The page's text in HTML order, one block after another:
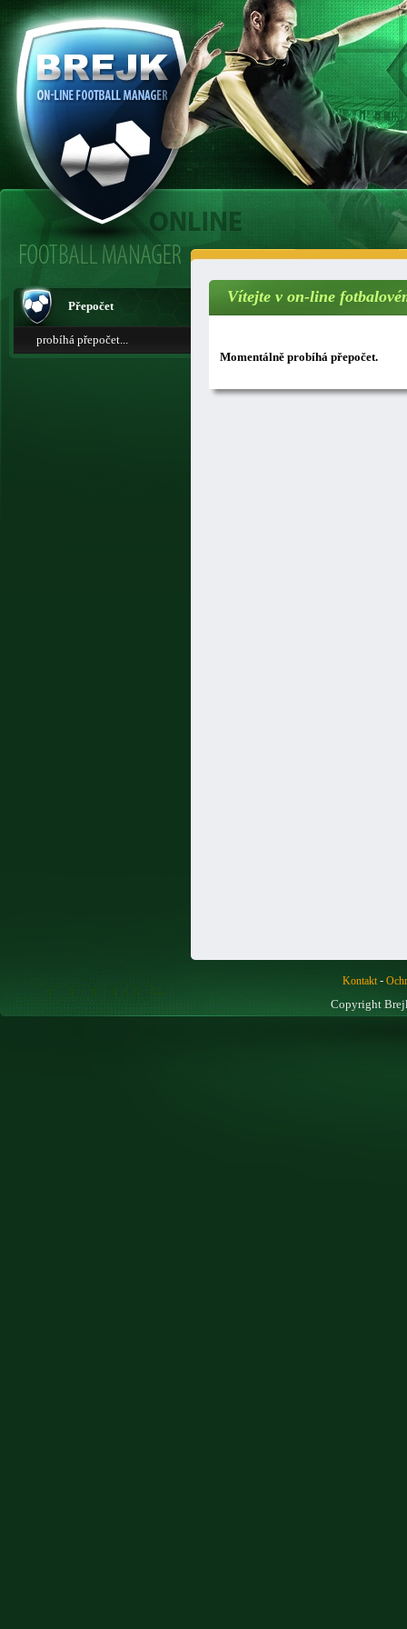
Přepočet
probíhá přepočet...
Vítejte v on-line
Momentálně probíhá přepočet.
Kontakt-
Copyright